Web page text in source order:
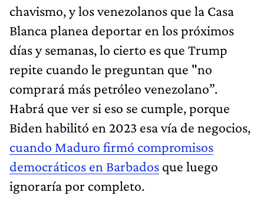
chavismo, y los venezolanos que la Casa
Blanca planea deportar en los próximos
días y semanas, lo cierto es que Trump
repite cuando le preguntan que "no
comprará más petróleo venezolano”.
Habrá que ver si eso se cumple, porque
Biden habilitó en 2023 esa vía de negocios,
cuando Maduro firmó compromisos
democráticos en Barbados que luego
ignoraría por completo.